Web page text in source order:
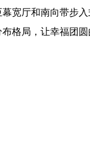
宽厅和南向带步
格局，让幸福团圆